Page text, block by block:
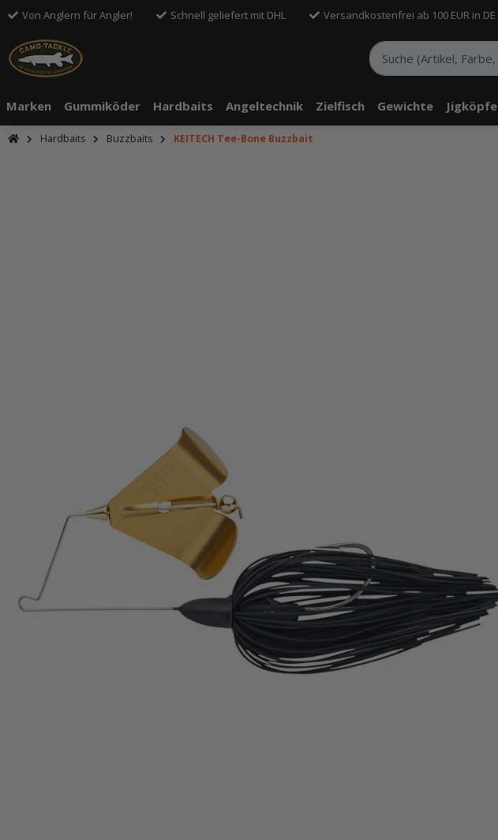
Von Anglern für Angler! Schnell geliefert mit DHL Versandkostenfrei ab 100 EUR in DE
Marken Gummiköder Hardbaits Angeltechnik Zielfisch Gewichte Jigköpfe
Hardbaits Buzzbaits KEITECH Tee-Bone Buzzbait